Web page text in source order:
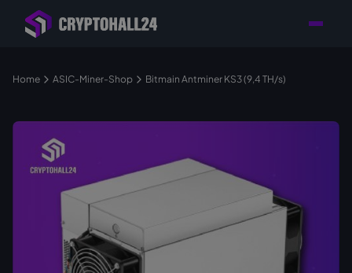
Händler mit Standort
in Deutschland
Ihr Mining-Projekt
Ansprechpartner
Home ASIC-Miner-Shop Bitmain Antminer KS3 (9,4 TH/s)